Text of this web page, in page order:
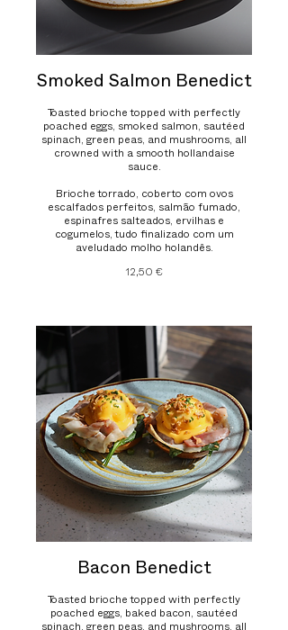
Smoked Salmon Benedict
Toasted brioche topped with perfectly
poached eggs, smoked salmon, sautéed
spinach, green peas, and mushrooms, all
crowned with a smooth hollandaise
sauce.
Brioche torrado, coberto com ovos
escalfados perfeitos, salmão fumado,
espinafres salteados, ervilhas e
cogumelos, tudo finalizado com um
aveludado molho holandês.
12,50 €
Bacon Benedict
Toasted brioche topped with perfectly
poached eggs, baked bacon, sautéed
spinach, green peas, and mushrooms, all